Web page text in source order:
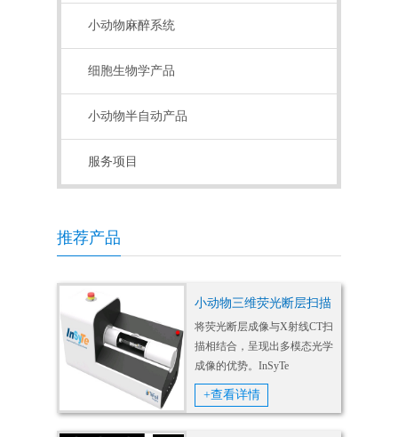
小动物麻醉系统
细胞生物学产品
小动物半自动产品
服务项目
推荐产品
小动物三维荧光断层扫描
将荧光断层成像与X射线CT扫
描相结合，呈现出多模态光学
成像的优势。InSyTe
FLECT/CT采用业界首创的旋
转机架式全角度荧光断层成像
+查看详情